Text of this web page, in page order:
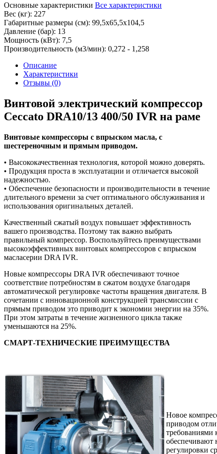
Основные характеристики Все характеристики
Вес (кг): 227
Габаритные размеры (см): 99,5х65,5х104,5
Давление (бар): 13
Мощность (кВт): 7,5
Производительность (м3/мин): 0,272 - 1,258
Описание
Характеристики
Отзывы (0)
Винтовой электрический компрессор
Ceccato DRA10/13 400/50 IVR на раме
Винтовые компрессоры с впрыском масла, с
шестереночным и прямым приводом.
• Высококачественная технология, которой можно доверять.
• Продукция проста в эксплуатации и отличается высокой
надежностью.
• Обеспечение безопасности и производительности в течение
длительного времени за счет оптимального обслуживания и
использования оригинальных деталей.
Качественный сжатый воздух повышает эффективность
вашего производства. Поэтому так важно выбрать
правильный компрессор. Воспользуйтесь преимуществами
высокоэффективных винтовых компрессоров с впрыском
масласерии DRA IVR.
Новые компрессоры DRA IVR обеспечивают точное
соответствие потребностям в сжатом воздухе благодаря
автоматической регулировке частоты вращения двигателя. В
сочетании с инновационной конструкцией трансмиссии с
прямым приводом это приводит к экономии энергии на 35%.
При этом затраты в течение жизненного цикла также
уменьшаются на 25%.
СМАРТ-ТЕХНИЧЕСКИЕ ПРЕИМУЩЕСТВА
Новое
приводом
требованиями
обеспечивают
регулировки